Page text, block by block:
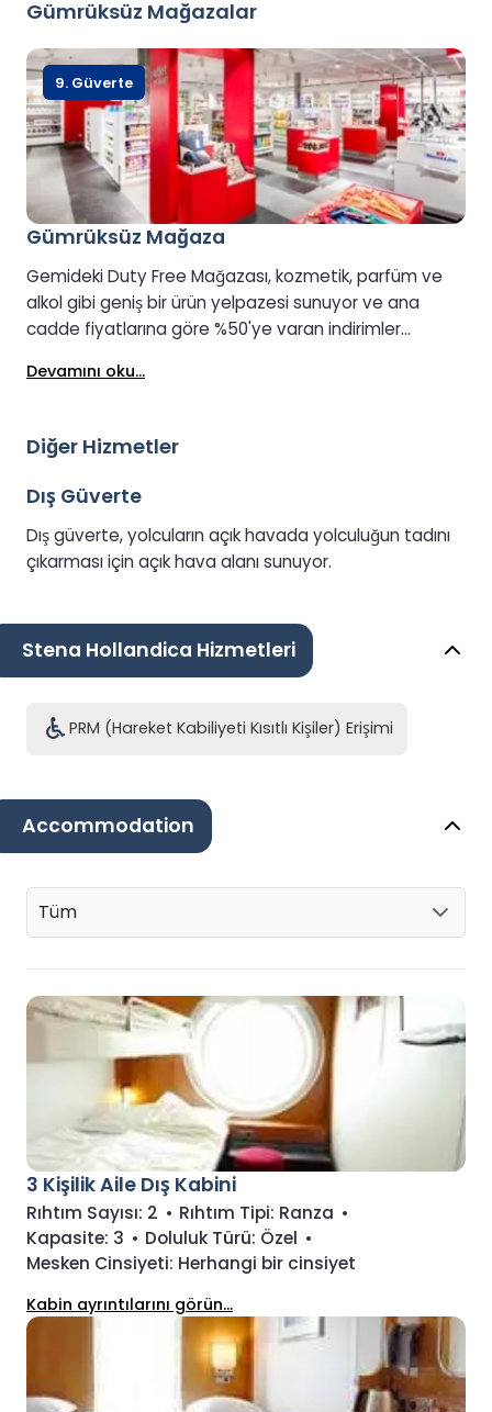
Gümrüksüz Mağazalar
Gümrüksüz Mağaza
Gemideki Duty Free Mağazası, kozmetik, parfüm ve
alkol gibi geniş bir ürün yelpazesi sunuyor ve ana
cadde fiyatlarına göre %50'ye varan indirimler
Devamını oku...
9. Güverte
Diğer Hizmetler
Dış Güverte
Dış güverte, yolcuların açık havada yolculuğun tadını
çıkarması için açık hava alanı sunuyor.
Stena Hollandica Hizmetleri
PRM (Hareket Kabiliyeti Kısıtlı Kişiler) Erişimi
Accommodation
Tüm
3 Kişilik Aile Dış Kabini
Rıhtım Sayısı: 2 • Rıhtım Tipi: Ranza •
Kapasite: 3 • Doluluk Türü: Özel •
Mesken Cinsiyeti: Herhangi bir cinsiyet
Kabin ayrıntılarını görün...